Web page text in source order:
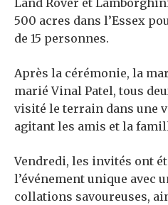
Land Rover et
500 acres dans l’Essex
de 15 personnes.
Après la cérémonie, la
marié Vinal Patel, tous
visité le terrain dans une
agitant les amis et la
Vendredi, les invités ont
l’événement unique avec
collations savoureuses,